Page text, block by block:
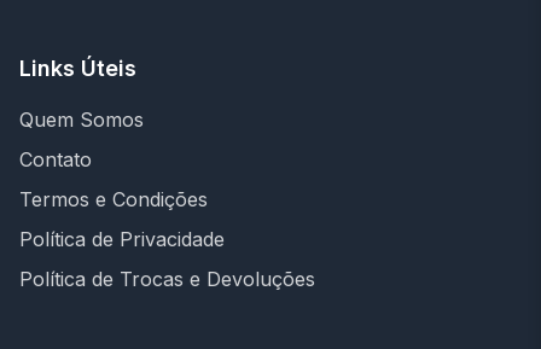
Links Úteis
Quem Somos
Contato
Termos e Condições
Política de Privacidade
Política de Trocas e Devoluções